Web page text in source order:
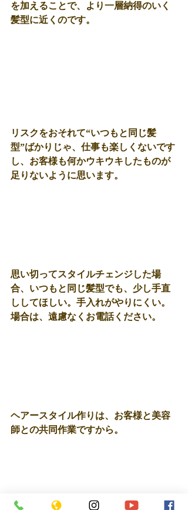
を加えることで、より一層納得のいく
髪型に近くのです。
リスクをおそれて“いつもと同じ髪
型”ばかりじゃ、仕事も楽しくないです
し、お客様も何かウキウキしたものが
足りないように思います。
思い切ってスタイルチェンジした場
合、いつもと同じ髪型でも、少し手直
ししてほしい。手入れがやりにくい。
場合は、遠慮なくお電話ください。
ヘアースタイル作りは、お客様と美容
師との共同作業ですから。